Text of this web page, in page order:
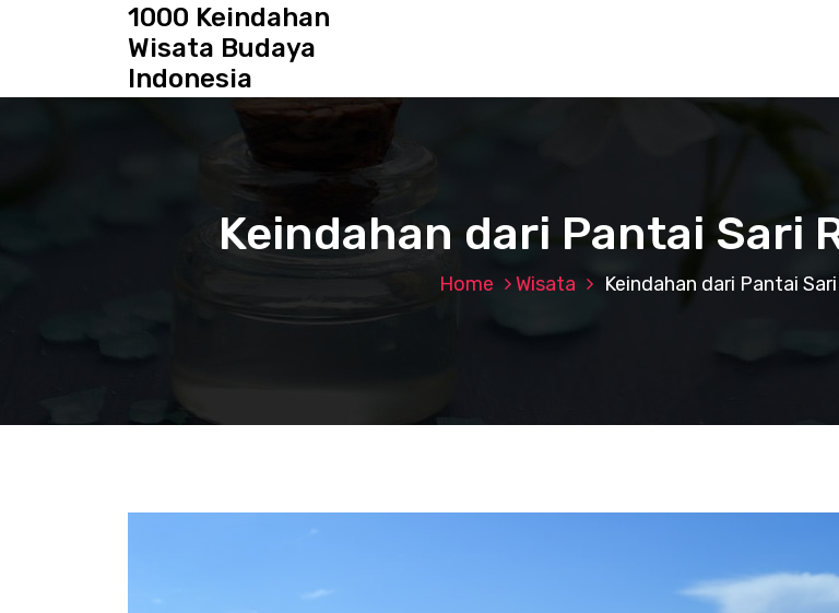
1000 Keindahan
Wisata Budaya
Indonesia
Keindahan dari Pantai Sari
Home Wisata Keindahan dari Pantai